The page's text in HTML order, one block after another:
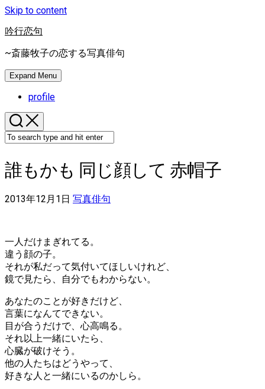
Skip to content
吟行恋句
~斎藤牧子の恋する写真俳句
Expand Menu
profile
誰もかも 同じ顔して 赤帽子
2013年12月1日 写真俳句
一人だけまぎれてる。
違う顔の子。
それが私だって気付いてほしいけれど、
鏡で見たら、自分でもわからない。
あなたのことが好きだけど、
言葉になんてできない。
目が合うだけで、心高鳴る。
それ以上一緒にいたら、
心臓が破けそう。
他の人たちはどうやって、
好きな人と一緒にいるのかしら。